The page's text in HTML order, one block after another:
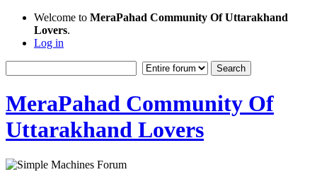
Welcome to MeraPahad Community Of Uttarakhand
Lovers.
Log in
MeraPahad Community Of
Uttarakhand Lovers